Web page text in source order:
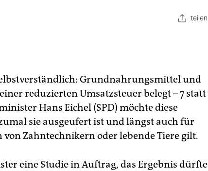
teilen
Grundnahrungsmittel und
reduzierten Umsatzsteuer belegt – 7 statt
Hans Eichel (SPD) möchte diese
sie ausgeufert ist und längst auch für
Zahntechnikern oder lebende Tiere gilt.
eine Studie in Auftrag, das Ergebnis dürfte